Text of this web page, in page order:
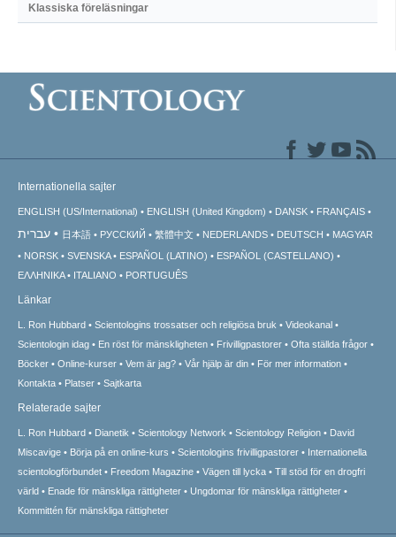
Klassiska föreläsningar
Internationella sajter
ENGLISH (US/International) ENGLISH (United Kingdom) DANSK FRANÇAIS
עברית 日本語 РУССКИЙ 繁體中文 NEDERLANDS DEUTSCH
MAGYAR
NORSK
SVENSKA ESPAÑOL (LATINO)
ESPAÑOL (CASTELLANO)
ΕΛΛΗΝΙΚA
ITALIANO PORTUGUÊS
Länkar
L. Ron Hubbard Scientologins trossatser och religiösa bruk
Videokanal
Scientologin idag
En röst för mänskligheten Frivilligpastorer
Ofta ställda frågor
Böcker
Online-kurser Vem är jag? Vår hjälp är din
För mer information
Kontakta
Platser Sajtkarta
Relaterade sajter
L. Ron Hubbard Dianetik Scientology Network Scientology Religion
David
Miscavige
Börja på en online-kurs Scientologins frivilligpastorer
Internationella
scientologförbundet
Freedom Magazine Vägen till lycka
Till stöd för en drogfri
värld
Enade för mänskliga rättigheter
Ungdomar för mänskliga rättigheter
Kommittén för mänskliga rättigheter